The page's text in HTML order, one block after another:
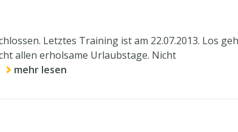
Letztes Training ist am 22.07.2013. Los
allen erholsame Urlaubstage. Nicht
mehr lesen